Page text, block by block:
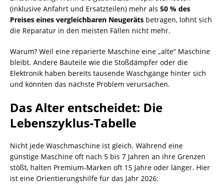
(inklusive Anfahrt und Ersatzteilen) mehr als 50 % des
Preises eines vergleichbaren Neugeräts betragen, lohnt sich
die Reparatur in den meisten Fällen nicht mehr.
Warum? Weil eine reparierte Maschine eine „alte“ Maschine
bleibt. Andere Bauteile wie die Stoßdämpfer oder die
Elektronik haben bereits tausende Waschgänge hinter sich
und könnten das nächste Problem verursachen.
Das Alter entscheidet: Die
Lebenszyklus-Tabelle
Nicht jede Waschmaschine ist gleich. Während eine
günstige Maschine oft nach 5 bis 7 Jahren an ihre Grenzen
stößt, halten Premium-Marken oft 15 Jahre oder länger. Hier
ist eine Orientierungshilfe für das Jahr 2026: